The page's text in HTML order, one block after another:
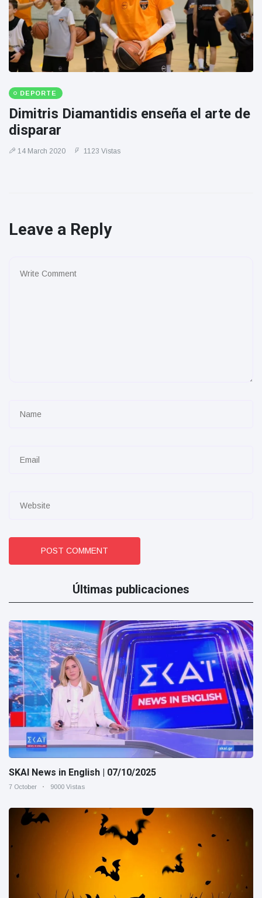
DEPORTE
Dimitris Diamantidis enseña el arte de
disparar
14 March 2020 1123 Vistas
Leave a Reply
POST COMMENT
Últimas publicaciones
SKAI News in English | 07/10/2025
7 October 9000 Vistas